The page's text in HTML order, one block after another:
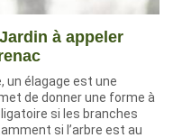
à appeler
un élagage est une
de donner une forme à
si les branches
si l’arbre est au